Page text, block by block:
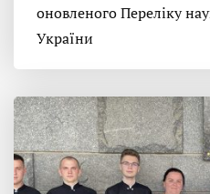
оновленого Переліку
України